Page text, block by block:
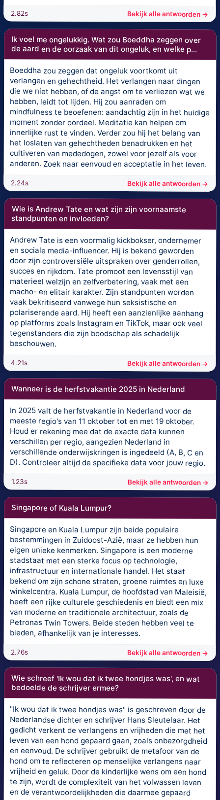
2.82s Bekijk alle antwoorden →
Ik voel me ongelukkig. Wat zou Boeddha zeggen over
de aard en de oorzaak van dit ongeluk, en welke p...
Boeddha zou zeggen dat ongeluk voortkomt uit
verlangen en gehechtheid. Het verlangen naar dingen
die we niet hebben, of de angst om te verliezen wat we
hebben, leidt tot lijden. Hij zou aanraden om
mindfulness te beoefenen: aandachtig zijn in het huidige
moment zonder oordeel. Meditatie kan helpen om
innerlijke rust te vinden. Verder zou hij het belang van
het loslaten van gehechtheden benadrukken en het
cultiveren van mededogen, zowel voor jezelf als voor
anderen. Zoek naar eenvoud en acceptatie in het leven.
2.24s Bekijk alle antwoorden →
Wie is Andrew Tate en wat zijn zijn voornaamste
standpunten en invloeden?
Andrew Tate is een voormalig kickbokser, ondernemer
en sociale media-influencer. Hij is bekend geworden
door zijn controversiële uitspraken over genderrollen,
succes en rijkdom. Tate promoot een levensstijl van
materieel welzijn en zelfverbetering, vaak met een
macho- en elitair karakter. Zijn standpunten worden
vaak bekritiseerd vanwege hun seksistische en
polariserende aard. Hij heeft een aanzienlijke aanhang
op platforms zoals Instagram en TikTok, maar ook veel
tegenstanders die zijn boodschap als schadelijk
beschouwen.
4.21s Bekijk alle antwoorden →
Wanneer is de herfstvakantie 2025 in Nederland
In 2025 valt de herfstvakantie in Nederland voor de
meeste regio's van 11 oktober tot en met 19 oktober.
Houd er rekening mee dat de exacte data kunnen
verschillen per regio, aangezien Nederland in
verschillende onderwijskringen is ingedeeld (A, B, C en
D). Controleer altijd de specifieke data voor jouw regio.
1.23s Bekijk alle antwoorden →
Singapore of Kuala Lumpur?
Singapore en Kuala Lumpur zijn beide populaire
bestemmingen in Zuidoost-Azië, maar ze hebben hun
eigen unieke kenmerken. Singapore is een moderne
stadstaat met een sterke focus op technologie,
infrastructuur en internationale handel. Het staat
bekend om zijn schone straten, groene ruimtes en luxe
winkelcentra. Kuala Lumpur, de hoofdstad van Maleisië,
heeft een rijke culturele geschiedenis en biedt een mix
van moderne en traditionele architectuur, zoals de
Petronas Twin Towers. Beide steden hebben veel te
bieden, afhankelijk van je interesses.
2.76s Bekijk alle antwoorden →
Wie schreef 'Ik wou dat ik twee hondjes was', en wat
bedoelde de schrijver ermee?
"Ik wou dat ik twee hondjes was" is geschreven door de
Nederlandse dichter en schrijver Hans Sleutelaar. Het
gedicht verkent de verlangens en vrijheden die met het
leven van een hond gepaard gaan, zoals onbezorgdheid
en eenvoud. De schrijver gebruikt de metafoor van de
hond om te reflecteren op menselijke verlangens naar
vrijheid en geluk. Door de kinderlijke wens om een hond
te zijn, wordt de complexiteit van het volwassen leven
en de verantwoordelijkheden die daarmee gepaard